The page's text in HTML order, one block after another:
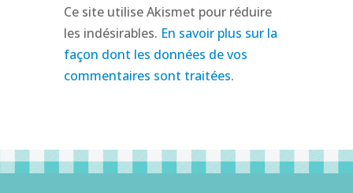
Ce site utilise Akismet pour réduire
les indésirables. En savoir plus sur la
façon dont les données de vos
commentaires sont traitées.